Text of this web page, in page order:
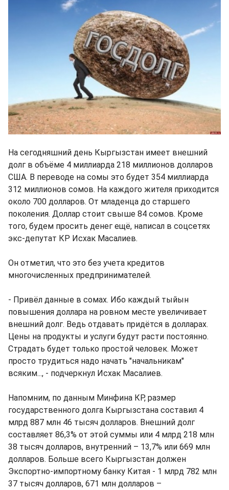
На сегодняшний день Кыргызстан имеет внешний
долг в объёме 4 миллиарда 218 миллионов долларов
США. В переводе на сомы это будет 354 миллиарда
312 миллионов сомов. На каждого жителя приходится
около 700 долларов. От младенца до старшего
поколения. Доллар стоит свыше 84 сомов. Кроме
того, будем просить денег ещё, написал в соцсетях
экс-депутат КР Исхак Масалиев.
Он отметил, что это без учета кредитов
многочисленных предпринимателей.
- Привёл данные в сомах. Ибо каждый тыйын
повышения доллара на ровном месте увеличивает
внешний долг. Ведь отдавать придётся в долларах.
Цены на продукты и услуги будут расти постоянно.
Страдать будет только простой человек. Может
просто трудиться надо начать "начальникам"
всяким..., - подчеркнул Исхак Масалиев.
Напомним, по данным Минфина КР, размер
государственного долга Кыргызстана составил 4
млрд 887 млн 46 тысяч долларов. Внешний долг
составляет 86,3% от этой суммы или 4 млрд 218 млн
38 тысяч долларов, внутренний – 13,7% или 669 млн
долларов. Больше всего Кыргызстан должен
Экспортно-импортному банку Китая - 1 млрд 782 млн
37 тысяч долларов, 671 млн долларов –